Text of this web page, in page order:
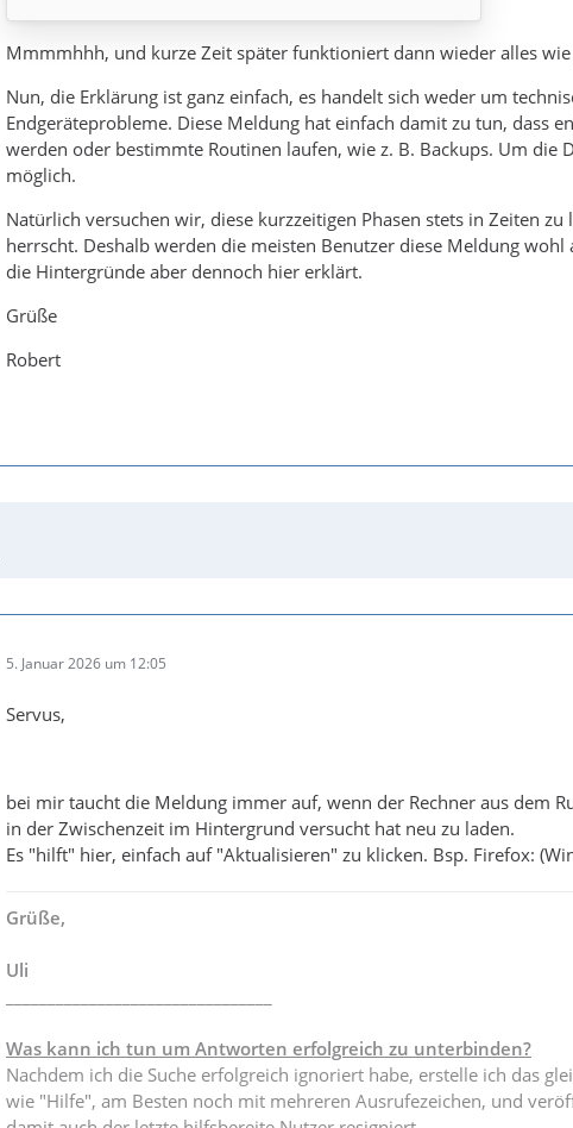
Mmmmhhh, und kurze Zeit später funktioniert dann wieder alles
Nun, die Erklärung ist ganz einfach, es handelt sich weder um
Endgeräteprobleme. Diese Meldung hat einfach damit zu tun, dass
werden oder bestimmte Routinen laufen, wie z. B. Backups. Um die
möglich.
Natürlich versuchen wir, diese kurzzeitigen Phasen stets in Zeiten
herrscht. Deshalb werden die meisten Benutzer diese Meldung
die Hintergründe aber dennoch hier erklärt.
Grüße
Robert
5. Januar 2026 um 12:05
Servus,
bei mir taucht die Meldung immer auf, wenn der Rechner aus dem
in der Zwischenzeit im Hintergrund versucht hat neu zu laden.
Es "hilft" hier, einfach auf "Aktualisieren" zu klicken. Bsp. Firefox:
Grüße,
Uli
Was kann ich tun um Antworten erfolgreich zu unterbinden?
Nachdem ich die Suche erfolgreich ignoriert habe, erstelle ich das
wie "Hilfe", am Besten noch mit mehreren Ausrufezeichen, und